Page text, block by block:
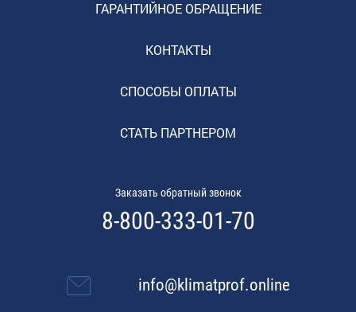
ГАРАНТИЙНОЕ ОБРАЩЕНИЕ
КОНТАКТЫ
СПОСОБЫ ОПЛАТЫ
СТАТЬ ПАРТНЕРОМ
Заказать обратный звонок
8-800-333-01-70
info@klimatprof.online